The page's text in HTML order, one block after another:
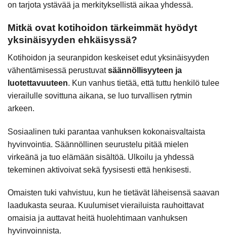
on tarjota ystävää ja merkityksellistä aikaa yhdessä.
Mitkä ovat kotihoidon tärkeimmät hyödyt
yksinäisyyden ehkäisyssä?
Kotihoidon ja seuranpidon keskeiset edut yksinäisyyden
vähentämisessä perustuvatsäännöllisyyteen ja
luotettavuuteen. Kun vanhus tietää, että tuttu henkilö tulee
vierailulle sovittuna aikana, se luo turvallisen rytmin
arkeen.
Sosiaalinen tuki parantaa vanhuksen kokonaisvaltaista
hyvinvointia. Säännöllinen seurustelu pitää mielen
virkeänä ja tuo elämään sisältöä. Ulkoilu ja yhdessä
tekeminen aktivoivat sekä fyysisesti että henkisesti.
Omaisten tuki vahvistuu, kun he tietävät läheisensä saavan
laadukasta seuraa. Kuulumiset vierailuista rauhoittavat
omaisia ja auttavat heitä huolehtimaan vanhuksen
hyvinvoinnista.